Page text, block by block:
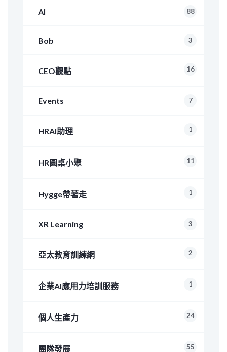
AI 88
Bob 3
CEO觀點 16
Events 7
HRAI助理 1
HR圓桌小聚 11
Hygge帶著走 1
XR Learning 3
亞太教育訓練網 2
企業AI應用力培訓服務 1
個人生產力 24
團隊發展 55